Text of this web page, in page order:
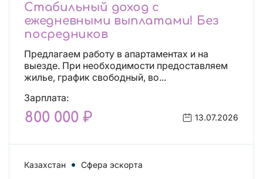
Стабильный доход с
ежедневными выплатами! Без
посредников
Предлагаем работу в апартаментах и на
выезде. При необходимости предоставляем
жилье, график свободный, во...
Зарплата:
800 000 ₽ 13.07.2026
Казахстан Сфера эскорта